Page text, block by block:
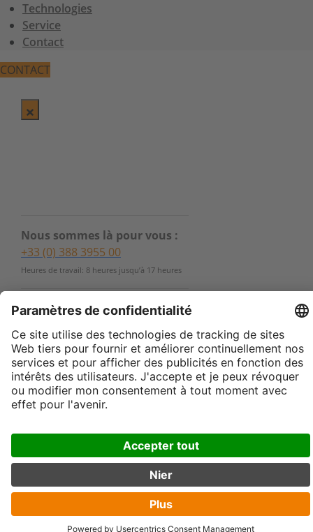
Technologies
Service
Contact
CONTACT
Nous sommes là pour vous :
+33 (0) 388 3955 00
Heures de travail: 8 heures jusqu’à 17 heures
Rappelle moi s'il te plait
Avez vous d'autres questions
?
Utilisez notre formulaire de
contact
sales-france@kinshofer.com